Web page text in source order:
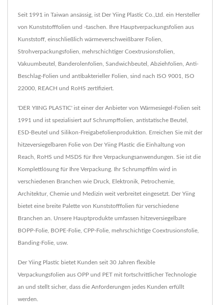
Seit 1991 in Taiwan ansässig, ist Der Yiing Plastic Co.,Ltd. ein Hersteller
von Kunststofffolien und -taschen. Ihre Hauptverpackungsfolien aus
Kunststoff, einschließlich wärmeverschweißbarer Folien,
Strohverpackungsfolien, mehrschichtiger Coextrusionsfolien,
Vakuumbeutel, Banderolenfolien, Sandwichbeutel, Abziehfolien, Anti-
Beschlag-Folien und antibakterieller Folien, sind nach ISO 9001, ISO
22000, REACH und RoHS zertifiziert.
'DER YIING PLASTIC' ist einer der Anbieter von Wärmesiegel-Folien seit
1991 und ist spezialisiert auf Schrumpffolien, antistatische Beutel,
ESD-Beutel und Silikon-Freigabefolienproduktion. Erreichen Sie mit der
hitzeversiegelbaren Folie von Der Yiing Plastic die Einhaltung von
Reach, RoHS und MSDS für Ihre Verpackungsanwendungen. Sie ist die
Komplettlösung für Ihre Verpackung. Ihr Schrumpffilm wird in
verschiedenen Branchen wie Druck, Elektronik, Petrochemie,
Architektur, Chemie und Medizin weit verbreitet eingesetzt. Der Yiing
bietet eine breite Palette von Kunststofffolien für verschiedene
Branchen an. Unsere Hauptprodukte umfassen hitzeversiegelbare
BOPP-Folie, BOPE-Folie, CPP-Folie, mehrschichtige Coextrusionsfolie,
Banding-Folie, usw.
Der Yiing Plastic bietet Kunden seit 30 Jahren flexible
Verpackungsfolien aus OPP und PET mit fortschrittlicher Technologie
an und stellt sicher, dass die Anforderungen jedes Kunden erfüllt
werden.